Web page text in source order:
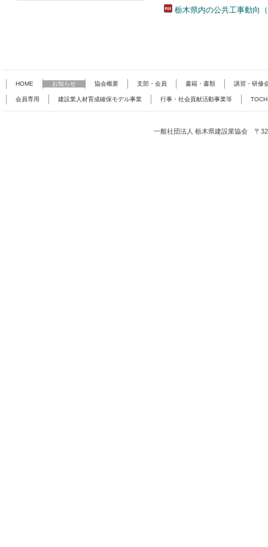
栃木県内の公共工事動向
HOME お知らせ 協会概要 支部・会員 書籍・書類 講習・研修
会員専用 建設業人材育成確保モデル事業 行事・社会貢献活動事業等
一般社団法人 栃木県建設業協会 〒